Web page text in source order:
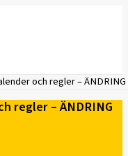
och regler – ÄNDRING
regler – ÄNDRING